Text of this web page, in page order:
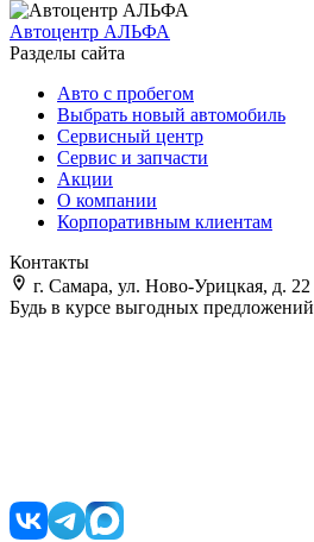
Автоцентр АЛЬФА
Разделы сайта
Авто с пробегом
Выбрать новый автомобиль
Сервисный центр
Сервис и запчасти
Акции
О компании
Корпоративным клиентам
Контакты
г. Самара, ул. Ново-Урицкая, д. 22
Будь в курсе выгодных предложений